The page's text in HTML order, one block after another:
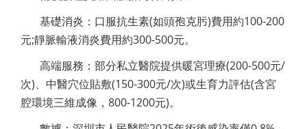
基礎消炎：口服抗生素(如頭孢克肟)費用約100-200
元;靜脈輸液消炎費用約300-500元。
高端服務：部分私立醫院提供暖宮理療(200-500元/
次)、中醫穴位貼敷(150-300元/次)或生育力評估(含宮
腔環境三維成像，800-1200元)。